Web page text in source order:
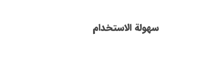
سهولة الاستخدام